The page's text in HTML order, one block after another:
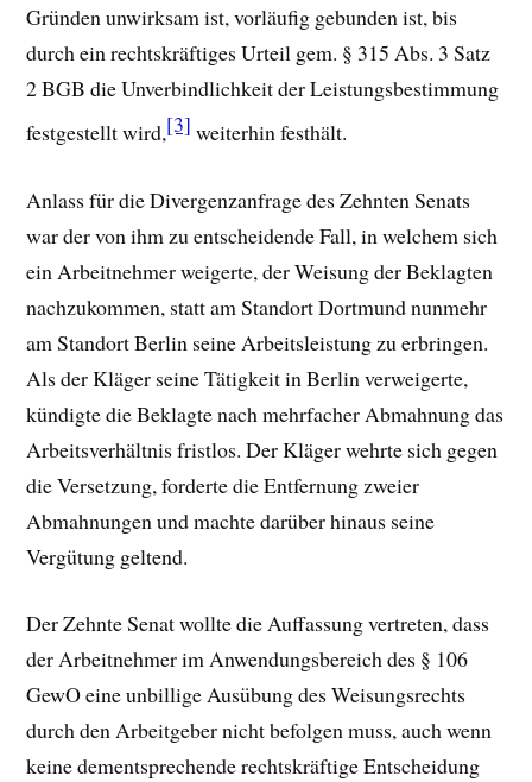
Gründen unwirksam ist, vorläufig gebunden ist, bis
durch ein rechtskräftiges Urteil gem. § 315 Abs. 3 Satz
2 BGB die Unverbindlichkeit der Leistungsbestimmung
festgestellt wird,[3] weiterhin festhält.
Anlass für die Divergenzanfrage des Zehnten Senats
war der von ihm zu entscheidende Fall, in welchem sich
ein Arbeitnehmer weigerte, der Weisung der Beklagten
nachzukommen, statt am Standort Dortmund nunmehr
am Standort Berlin seine Arbeitsleistung zu erbringen.
Als der Kläger seine Tätigkeit in Berlin verweigerte,
kündigte die Beklagte nach mehrfacher Abmahnung das
Arbeitsverhältnis fristlos. Der Kläger wehrte sich gegen
die Versetzung, forderte die Entfernung zweier
Abmahnungen und machte darüber hinaus seine
Vergütung geltend.
Der Zehnte Senat wollte die Auffassung vertreten, dass
der Arbeitnehmer im Anwendungsbereich des § 106
GewO eine unbillige Ausübung des Weisungsrechts
durch den Arbeitgeber nicht befolgen muss, auch wenn
keine dementsprechende rechtskräftige Entscheidung